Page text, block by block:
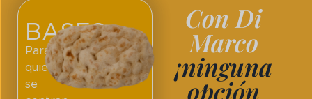
Con Di
Marco
¡ninguna
opción
BASES
Para
quienes
se